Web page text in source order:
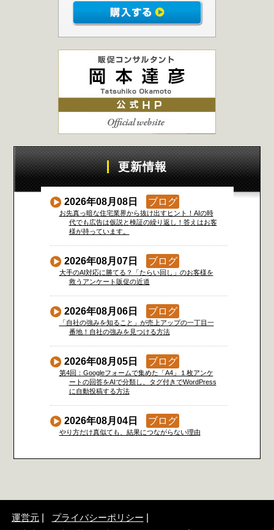
更新情報
2026年08月08日 ブログ
お先真っ暗な住宅業界から抜け出すヒント！AIの時
代でも広告は仮説と検証の繰り返し！答えはお客
様が持っています。
2026年08月07日 ブログ
大手のAI対応に勝てる？「たらい回し」のお客様を
救うアンケート販促の近道
2026年08月06日 ブログ
「自社の強みを知ること」が売上アップの一丁目一
番地！自社の強みを見つける方法
2026年08月05日 ブログ
第4回：Googleフォームで集めた「A4」１枚アンケ
ートの回答をAIで分類し、タグ付きでWordPress
に自動投稿する方法
2026年08月04日 ブログ
やり方だけ真似ても、結果につながらない理由
運営元
プライバシーポリシー